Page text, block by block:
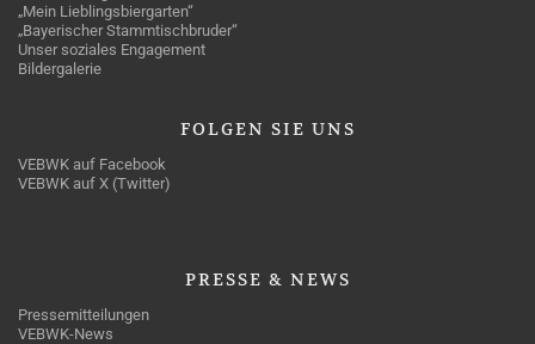
„Mein Lieblingsbiergarten“
„Bayerischer Stammtischbruder“
Unser soziales Engagement
Bildergalerie
FOLGEN SIE UNS
VEBWK auf Facebook
VEBWK auf X (Twitter)
PRESSE & NEWS
Pressemitteilungen
VEBWK-News